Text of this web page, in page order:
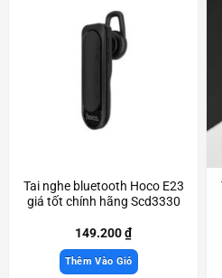
Tai nghe bluetooth Hoco E23
giá tốt chính hãng Scd3330
149.200₫
Thêm Vào Giỏ